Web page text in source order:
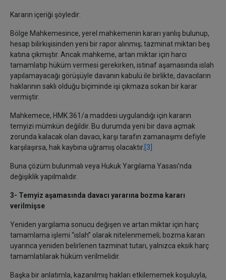
Kararın içeriği şöyledir:
Bölge Mahkemesince, yerel mahkemenin kararı yanlış bulunup,
hesap bilirkişisinden yeni bir rapor alınmış; tazminat miktarı beş
katına çıkmıştır. Ancak mahkeme, artan miktar için harcı
tamamlatıp hüküm vermesi gerekirken, istinaf aşamasında ıslah
yapılamayacağı görüşüyle davanın kabulü ile birlikte, davacıların
haklarının saklı olduğu biçiminde işi çıkmaza sokan bir karar
vermiştir.
Mahkemece, HMK.361/a maddesi uygulandığı için kararın
temyizi mümkün değildir. Bu durumda yeni bir dava açmak
zorunda kalacak olan davacı, karşı tarafın zamanaşımı defiyle
karşılaşırsa, hak kaybına uğramış olacaktır. [3]
Buna çözüm bulunmalı veya Hukuk Yargılama Yasası’nda
değişiklik yapılmalıdır.
3- Temyiz aşamasında davacı yararına bozma kararı
verilmişse
Yeniden yargılama sonucu değişen ve artan miktar için harç
tamamlama işlemi “ıslah” olarak nitelenmemeli; bozma kararı
uyarınca yeniden belirlenen tazminat tutarı, yalnızca eksik harç
tamamlatılarak hüküm verilmelidir.
Başka bir anlatımla, kazanılmış hakları etkilememek koşuluyla,